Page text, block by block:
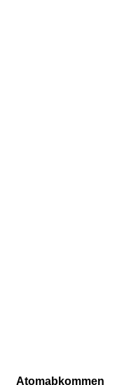
Atomabkommen